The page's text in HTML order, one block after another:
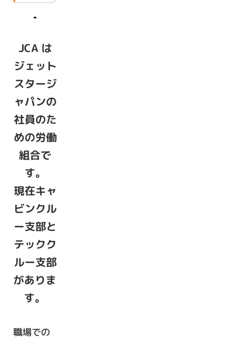
JCA は
ジェット
スタージ
ャパンの
社員のた
めの労働
組合で
す。
現在キャ
ビンクル
ー支部と
テックク
ルー支部
がありま
す。
職場での